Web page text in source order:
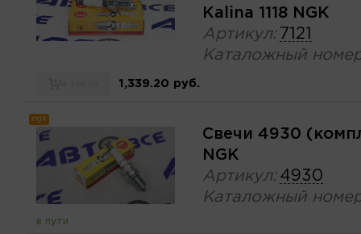
Kalina 1118 NGK
Артикул: 7121
Каталожный
1,339.20 руб.
ngk
Свечи 4930
NGK
Артикул: 4930
Каталожный
в пути